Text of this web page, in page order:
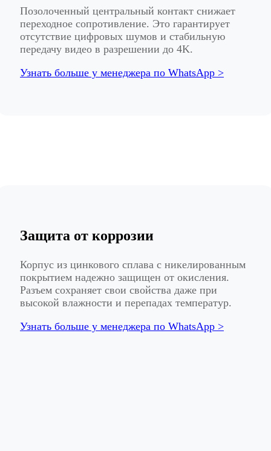
Позолоченный центральный контакт снижает
переходное сопротивление. Это гарантирует
отсутствие цифровых шумов и стабильную
передачу видео в разрешении до 4K.
Узнать больше у менеджера по WhatsApp >
Защита от коррозии
Корпус из цинкового сплава с никелированным
покрытием надежно защищен от окисления.
Разъем сохраняет свои свойства даже при
высокой влажности и перепадах температур.
Узнать больше у менеджера по WhatsApp >